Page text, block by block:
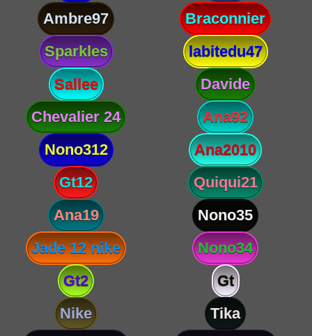
Ambre97
Braconnier
Sparkles
labitedu47
Sallee
Davide
Chevalier 24
Ana92
Nono312
Ana2010
Gt12
Quiqui21
Ana19
Nono35
Jade 12 nike
Nono34
Gt2
Gt
Nike
Tika